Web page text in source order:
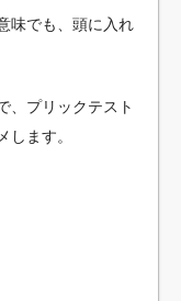
味でも、頭に入れ
、プリックテスト
します。